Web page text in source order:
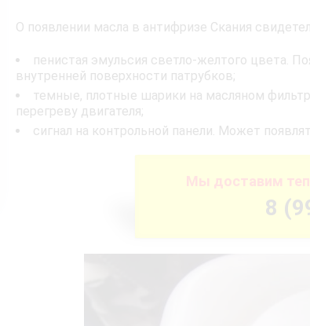
О появлении масла в антифризе Скания
пенистая эмульсия светло-желтого цвета.
внутренней поверхности патрубков;
темные, плотные шарики на масляном
перегреву двигателя;
сигнал на контрольной панели. Может
Мы доставим
8